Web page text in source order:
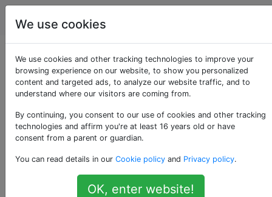
Schach
Wie Computer die Art
und Weise verändert
haben, wie
Menschen Schach
spielen
We use cookies
We use cookies and other tracking technologies to improve your
browsing experience on our website, to show you personalized
content and targeted ads, to analyze our website traffic, and to
understand where our visitors are coming from.
By continuing, you consent to our use of cookies and other tracking
technologies and affirm you're at least 16 years old or have
consent from a parent or guardian.
You can read details in our Cookie policy and Privacy policy.
OK, enter website!